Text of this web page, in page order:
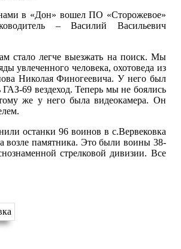
в «Дон» вошел ПО «Сторожевое»
– Василий Васильевич
стало легче выезжать на поиск. Мы
увлеченного человека, охотоведа из
Николая Финогеевича. У него был
69 вездеход. Теперь мы не боялись
же у него была видеокамера. Он
останки 96 воинов в с.Вервековка
возле памятника. Это были воины 38-
стрелковой дивизии. Все